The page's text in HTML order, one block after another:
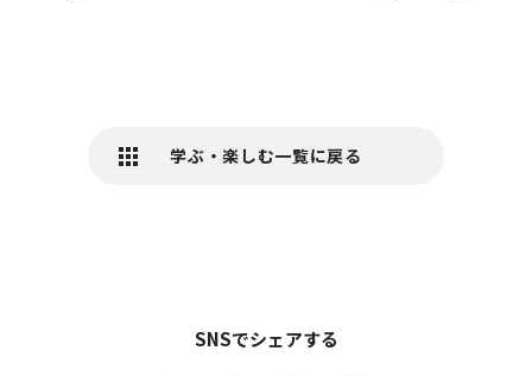
学ぶ・楽しむ一覧に戻る
SNSでシェアする